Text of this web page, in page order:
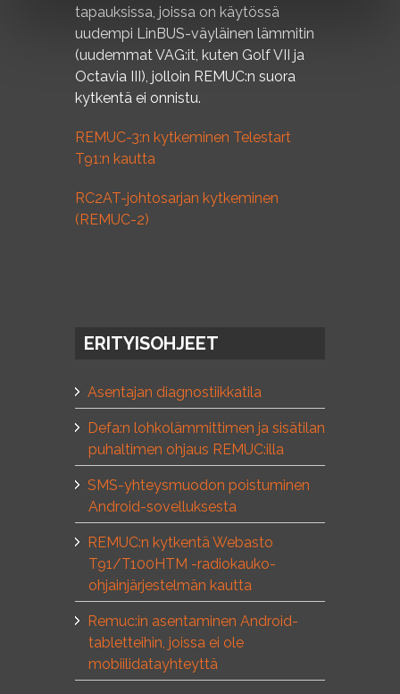
tapauksissa, joissa on käytössä
uudempi LinBUS-väyläinen lämmitin
(uudemmat VAG:it, kuten Golf VII ja
Octavia III), jolloin REMUC:n suora
kytkentä ei onnistu.
REMUC-3:n kytkeminen Telestart
T91:n kautta
RC2AT-johtosarjan kytkeminen
(REMUC-2)
ERITYISOHJEET
Asentajan diagnostiikkatila
Defa:n lohkolämmittimen ja sisätilan
puhaltimen ohjaus REMUC:illa
SMS-yhteysmuodon poistuminen
Android-sovelluksesta
REMUC:n kytkentä Webasto
T91/T100HTM -radiokauko-
ohjainjärjestelmän kautta
Remuc:in asentaminen Android-
tabletteihin, joissa ei ole
mobiilidatayhteyttä